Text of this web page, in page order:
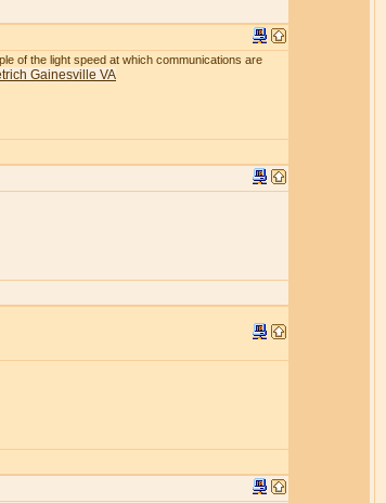
of the light speed at which communications are
Gainesville VA